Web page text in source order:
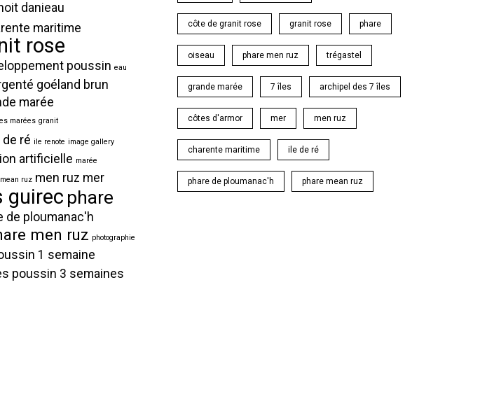
danieau
maritime
rose
poussin eau
goéland brun
marée
marées granit
de ré ile renote image gallery
artificielle marée
mean ruz men ruz mer
guirec phare
de ploumanac'h
men ruz photographie
1 semaine
poussin 3 semaines
côte de granit rose granit rose phare
oiseau phare men ruz trégastel
grande marée 7 îles archipel des 7 îles
côtes d'armor mer men ruz
charente maritime ile de ré
phare de ploumanac'h phare mean ruz